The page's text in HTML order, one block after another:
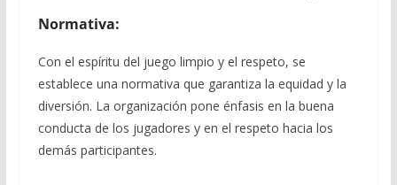
Normativa:
Con el espíritu del juego limpio y el respeto, se
establece una normativa que garantiza la equidad y la
diversión. La organización pone énfasis en la buena
conducta de los jugadores y en el respeto hacia los
demás participantes.